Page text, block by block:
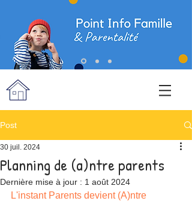
Post
Planning de (a)ntre parents
30 juil. 2024
Dernière mise à jour : 1 août 2024
L'instant Parents devient (A)ntre